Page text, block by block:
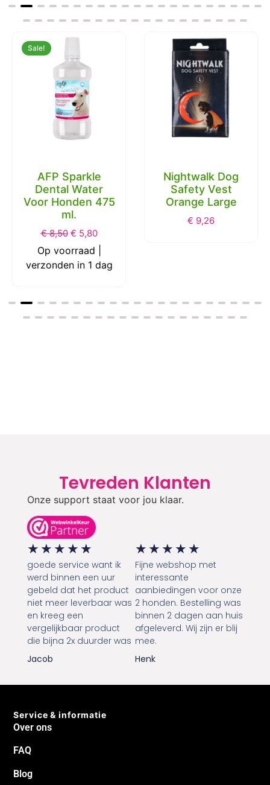
Sale!
AFP Sparkle
Dental Water
Voor Honden 475
ml.
€8,50 € 5,80
Op voorraad |
verzonden in 1 dag
Nightwalk Dog
Safety Vest
Orange Large
€ 9,26
Tevreden Klanten
Onze support staat voor jou klaar.
★ ★ ★ ★ ★
goede service want ik
werd binnen een uur
gebeld dat het product
niet meer leverbaar was
en kreeg een
vergelijkbaar product
die bijna 2x duurder was
Jacob
★ ★ ★ ★ ★
Fijne webshop met
interessante
aanbiedingen voor onze
2 honden. Bestelling was
binnen 2 dagen aan huis
afgeleverd. Wij zijn er blij
mee.
Henk
Service & informatie
Over ons
FAQ
Blog